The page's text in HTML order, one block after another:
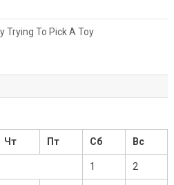
Trying To Pick A Toy
Чт Пт Сб Вс
1 2